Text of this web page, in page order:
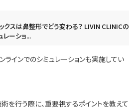
クスは鼻整形でどう変わる？ LIVIN CLINICの
レーショ...
ラインでのシミュレーションも実施してい
を行う際に、重要視するポイントを教えて